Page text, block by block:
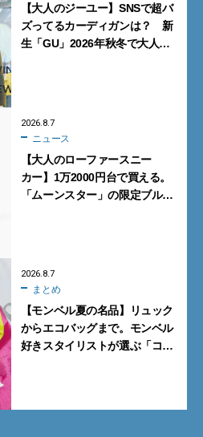
【大人のジーユー】SNSで超バ
ズってるカーディガンは？ 新
生「GU」2026年秋冬で大人メ
2026.8.7
ニュース
【大人のローファースニー
カー】1万2000円台で買える。
「ムーンスター」の限定ブルー
2026.8.7
まとめ
【モンベル夏の名品】リュック
からエコバッグまで。モンベル
好きスタイリストが選ぶ「コス